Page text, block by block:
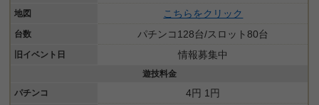
地図 こちらをクリック
台数 パチンコ128台/スロット80台
旧イベント日 情報募集中
遊技料金
パチンコ
4円 1円